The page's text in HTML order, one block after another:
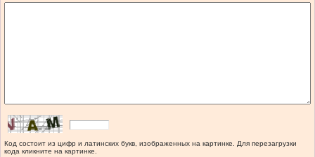
Код состоит из цифр и латинских букв, изображенных на картинке. Для перезагрузки
кода кликните на картинке.